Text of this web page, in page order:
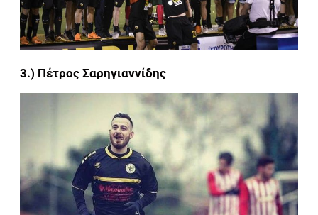
3.) Πέτρος Σαρηγιαννίδης